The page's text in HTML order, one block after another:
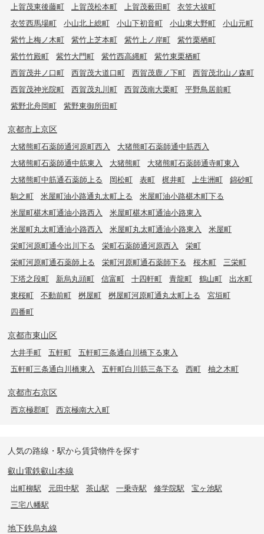
上賀茂東後藤町
上賀茂松本町 上賀茂薮田町
衣笠大祓町
衣笠西馬場町
小山北上総町 小山下初音町 小山東大野町
小山元町
紫竹上梅ノ木町
紫竹上芝本町 紫竹上ノ岸町
紫竹栗栖町
紫竹竹殿町
紫竹大門町 紫竹西高縄町
紫竹東栗栖町
西賀茂井ノ口町
西賀茂大道口町 西賀茂鹿ノ下町
西賀茂北山ノ森町
西賀茂神光院町
西賀茂丸川町 西賀茂南大栗町
平野鳥居前町
紫野北舟岡町
紫野東御所田町
京都市上京区
大猪熊町石薬師通河原町西入
大猪熊町石薬師通中筋西入
大猪熊町石薬師通中筋東入
大猪熊町
大猪熊町石薬師通寺町東入
大猪熊町中筋通石薬師上る
岡松町 表町 梶井町 上生洲町
錦砂町
駒之町
米屋町油小路通丸太町上る
米屋町油小路椹木町下る
米屋町椹木町通油小路西入
米屋町椹木町通油小路東入
米屋町丸太町通油小路西入
米屋町丸太町通油小路東入
米屋町
栄町河原町通今出川下る
栄町石薬師通河原西入
栄町
栄町河原町通石薬師上る
栄町河原町通石薬師下る 桜木町
三栄町
下塔之段町
新烏丸頭町 信富町 十四軒町 青龍町 鶴山町
出水町
東桜町
不動前町 桝屋町 桝屋町河原町通丸太町上る
宮垣町
四番町
京都市東山区
大井手町 五軒町
五軒町三条通白川橋下る東入
五軒町三条通白川橋東入
五軒町白川筋三条下る 西町 柚之木町
京都市右京区
西京極郡町 西京極南大入町
人気の路線・駅から賃貸物件を探す
叡山電鉄叡山本線
出町柳駅 元田中駅 茶山駅 一乗寺駅 修学院駅
宝ヶ池駅
三宅八幡駅
地下鉄烏丸線